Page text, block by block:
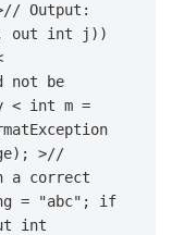
Output:
out int j))
not be
< int m =
>//
a correct
= "abc"; if
int